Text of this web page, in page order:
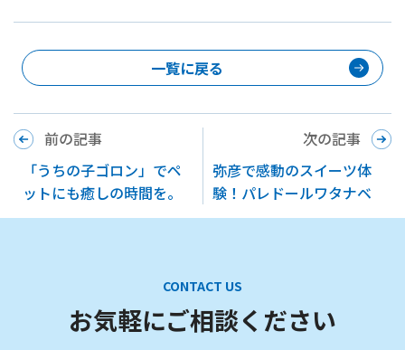
一覧に戻る
前の記事
「うちの子ゴロン」でペ
ットにも癒しの時間を。
次の記事
弥彦で感動のスイーツ体
験！パレドールワタナベ
CONTACT US
お気軽にご相談ください